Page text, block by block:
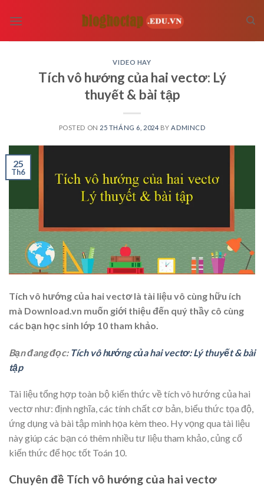
VIDEO HAY
Tích vô hướng của hai vectơ: Lý
thuyết & bài tập
POSTED ON 25 THÁNG 6, 2024 BY ADMINCD
25
Th6
Tích vô hướng của hai vectơ là tài liệu vô cùng hữu ích
mà Download.vn muốn giới thiệu đến quý thầy cô cùng
các bạn học sinh lớp 10 tham khảo.
Bạn đang đọc: Tích vô hướng của hai vectơ: Lý thuyết & bài
tập
Tài liệu tổng hợp toàn bộ kiến thức về tích vô hướng của hai
vectơ như: định nghĩa, các tính chất cơ bản, biểu thức tọa độ,
ứng dụng và bài tập minh họa kèm theo. Hy vọng qua tài liệu
này giúp các bạn có thêm nhiều tư liệu tham khảo, củng cố
kiến thức để học tốt Toán 10.
Chuyên đề Tích vô hướng của hai vectơ